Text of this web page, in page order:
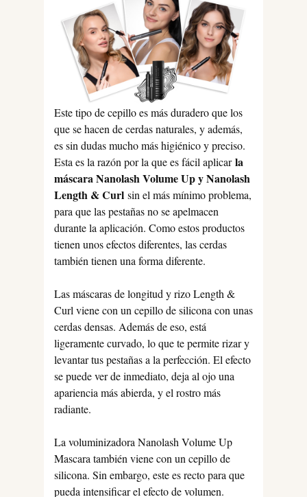
Este tipo de cepillo es más duradero que los
que se hacen de cerdas naturales, y además,
es sin dudas mucho más higiénico y preciso.
Esta es la razón por la que es fácil aplicarla
máscara Nanolash Volume Up y Nanolash
Length & Curl sin el más mínimo problema,
para que las pestañas no se apelmacen
durante la aplicación. Como estos productos
tienen unos efectos diferentes, las cerdas
también tienen una forma diferente.
Las máscaras de longitud y rizo Length &
Curl viene con un cepillo de silicona con unas
cerdas densas. Además de eso, está
ligeramente curvado, lo que te permite rizar y
levantar tus pestañas a la perfección. El efecto
se puede ver de inmediato, deja al ojo una
apariencia más abierda, y el rostro más
radiante.
La voluminizadora Nanolash Volume Up
Mascara también viene con un cepillo de
silicona. Sin embargo, este es recto para que
pueda intensificar el efecto de volumen.